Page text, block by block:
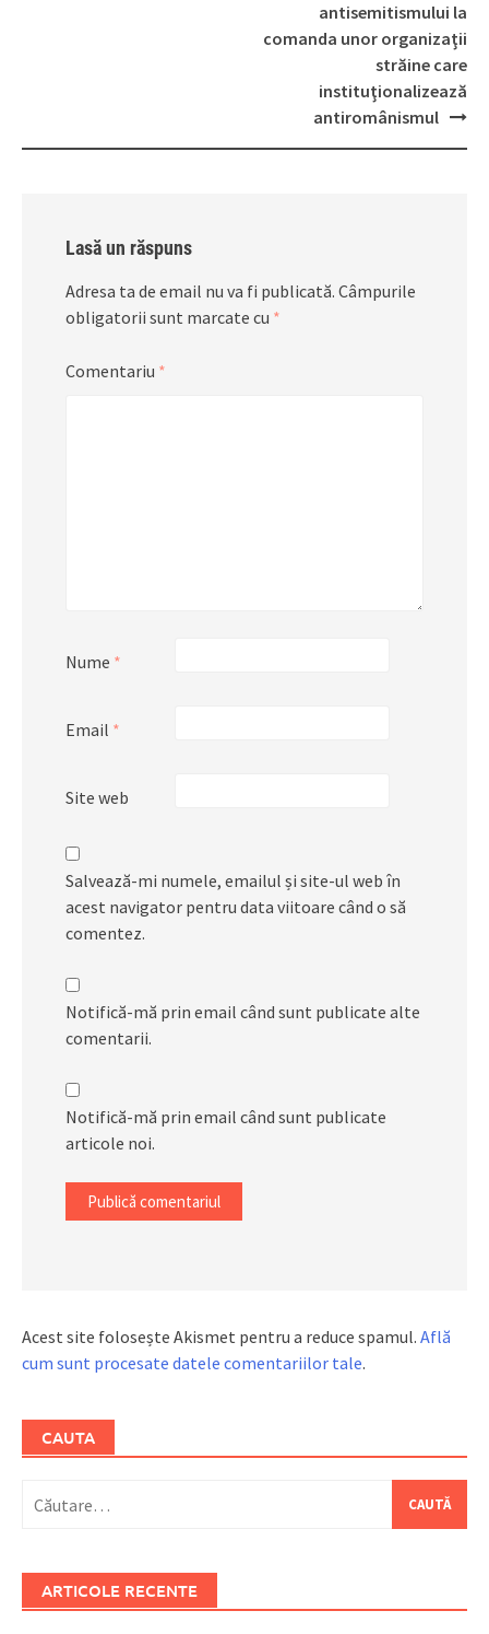
antisemitismului la
comanda unor organizaţii
străine care
instituţionalizează
antiromânismul
Lasă un răspuns
Adresa ta de email nu va fi publicată. Câmpurile
obligatorii sunt marcate cu *
Comentariu *
Nume *
Email *
Site web
Salvează-mi numele, emailul și site-ul web în
acest navigator pentru data viitoare când o să
comentez.
Notifică-mă prin email când sunt publicate alte
comentarii.
Notifică-mă prin email când sunt publicate
articole noi.
Acest site folosește Akismet pentru a reduce spamul. Află
cum sunt procesate datele comentariilor tale.
CAUTA
după:
ARTICOLE RECENTE